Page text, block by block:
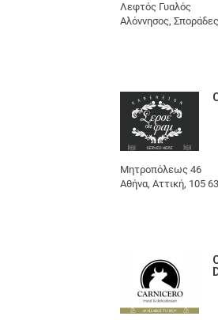
Λεφτός Γυαλός
Αλόννησος,
Μητροπόλεως 46
Αθήνα, Αττική, 105 63